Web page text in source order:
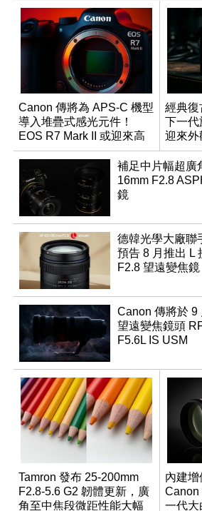
Canon 傳將為 APS-C 機型
導入堆疊式感光元件！
EOS R7 Mark II 或迎來高
速讀出升級
經典復
下一代
迎來外
優化
補足中片幅超廣
16mm F2.8
鏡
德韓光學大廠聯
預告 8 月推出 L
F2.8 望遠變焦鏡
Canon 傳將於 9
望遠變焦鏡頭
F5.6L IS USM
Tamron 發布 25-200mm
F2.8-5.6 G2 韌體更新，廣
角至中焦段微距性能大幅
內建增
Canon
一代大